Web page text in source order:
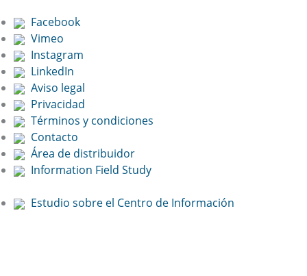
Facebook
Vimeo
Instagram
LinkedIn
Aviso legal
Privacidad
Términos y condiciones
Contacto
Área de distribuidor
Information Field Study
Estudio sobre el Centro de Información